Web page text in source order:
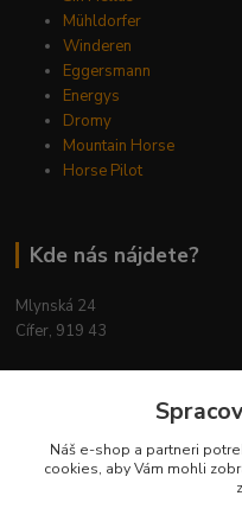
Mühldorfer
Winderen
Eggersmann
Energys
Dromy
Mountain Horse
Horse Pilot
Kde nás nájdete?
Mlynská 24
Cífer, 919 43
Kontakty
Náš e-shop a partneri
cookies, aby Vám mohli